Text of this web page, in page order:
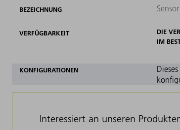
BEZEICHNUNG
VERFÜGBARKEIT
DIE
IM
KONFIGURATIONEN
Interessiert an unseren